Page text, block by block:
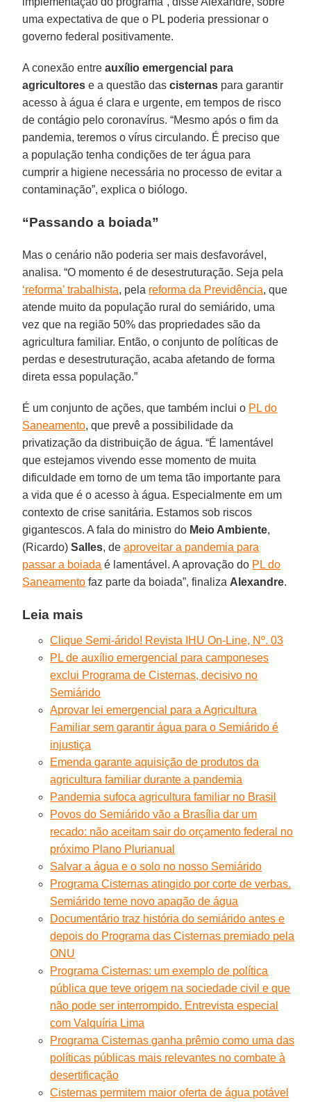
uma expectativa de que o PL poderia pressionar o
governo federal positivamente.
A conexão entreauxílio emergencial para
agricultores e a questão dascisternas para garantir
acesso à água é clara e urgente, em tempos de risco
de contágio pelo coronavírus. “Mesmo após o fim da
pandemia, teremos o vírus circulando. É preciso que
a população tenha condições de ter água para
cumprir a higiene necessária no processo de evitar a
contaminação”, explica o biólogo.
“Passando a boiada”
Mas o cenário não poderia ser mais desfavorável,
analisa. “O momento é de desestruturação. Seja pela
‘reforma’ trabalhista, pela reforma da Previdência, que
atende muito da população rural do semiárido, uma
vez que na região 50% das propriedades são da
agricultura familiar. Então, o conjunto de políticas de
perdas e desestruturação, acaba afetando de forma
direta essa população.”
É um conjunto de ações, que também inclui o PL do
Saneamento, que prevê a possibilidade da
privatização da distribuição de água. “É lamentável
que estejamos vivendo esse momento de muita
dificuldade em torno de um tema tão importante para
a vida que é o acesso à água. Especialmente em um
contexto de crise sanitária. Estamos sob riscos
gigantescos. A fala do ministro do Meio Ambiente,
(Ricardo)Salles, deaproveitar a pandemia para
passar a boiada é lamentável. A aprovação do PL do
Saneamento faz parte da boiada”, finaliza Alexandre.
Leia mais
Clique Semi-árido! Revista IHU On-Line, Nº. 03
PL de auxílio emergencial para camponeses
exclui Programa de Cisternas, decisivo no
Semiárido
Aprovar lei emergencial para a Agricultura
Familiar sem garantir água para o Semiárido é
injustiça
Emenda garante aquisição de produtos da
agricultura familiar durante a pandemia
Pandemia sufoca agricultura familiar no Brasil
Povos do Semiárido vão a Brasília dar um
recado: não aceitam sair do orçamento federal no
próximo Plano Plurianual
Salvar a água e o solo no nosso Semiárido
Programa Cisternas atingido por corte de verbas.
Semiárido teme novo apagão de água
Documentário traz história do semiárido antes e
depois do Programa das Cisternas premiado pela
ONU
Programa Cisternas: um exemplo de política
pública que teve origem na sociedade civil e que
não pode ser interrompido. Entrevista especial
com Valquíria Lima
Programa Cisternas ganha prêmio como uma das
políticas públicas mais relevantes no combate à
desertificação
Cisternas permitem maior oferta de água potável